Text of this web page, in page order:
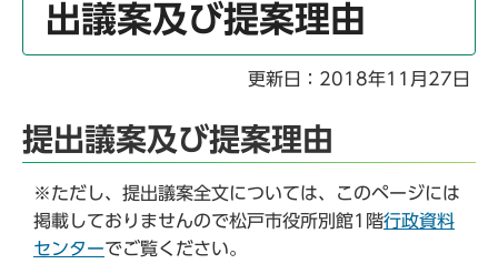
か
出議案及び提案理由
更新日：2018年11月27日
提出議案及び提案理由
※ただし、提出議案全文については、このページには
掲載しておりませんので松戸市役所別館1階行政資料
センターでご覧ください。